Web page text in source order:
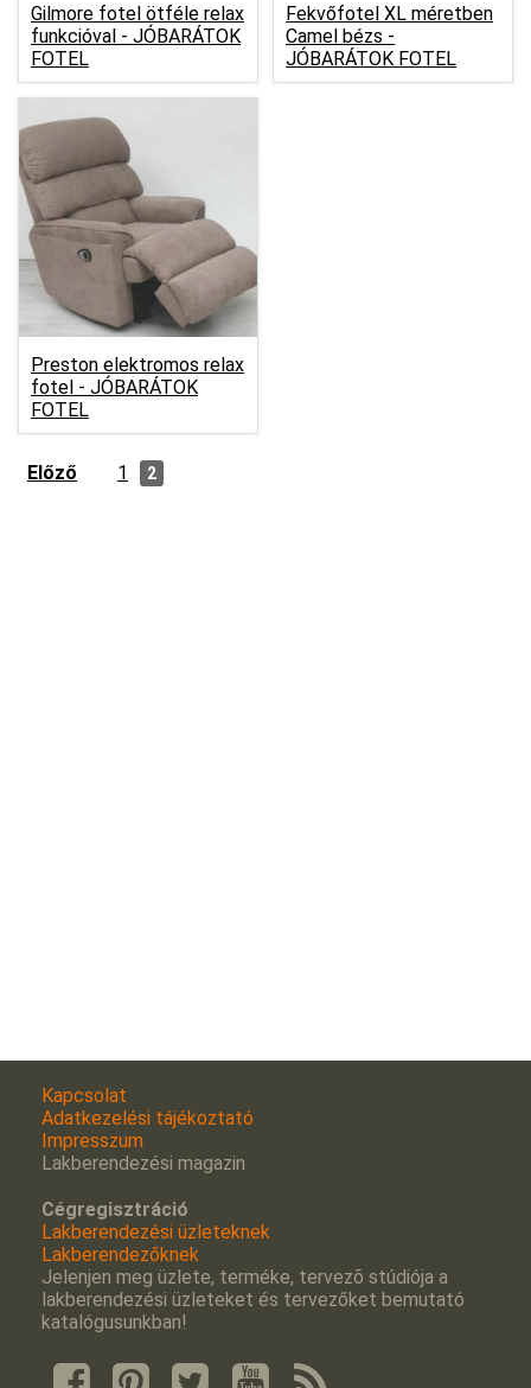
Gilmore fotel ötféle relax
funkcióval - JÓBARÁTOK
FOTEL
Fekvőfotel XL méretben
Camel bézs -
JÓBARÁTOK FOTEL
Preston elektromos relax
fotel - JÓBARÁTOK
FOTEL
Előző 1 2
Kapcsolat
Adatkezelési tájékoztató
Impresszum
Lakberendezési magazin
Cégregisztráció
Lakberendezési üzleteknek
Lakberendezőknek
Jelenjen meg üzlete, terméke, tervezõ stúdiója a
lakberendezési üzleteket és tervezőket bemutató
katalógusunkban!